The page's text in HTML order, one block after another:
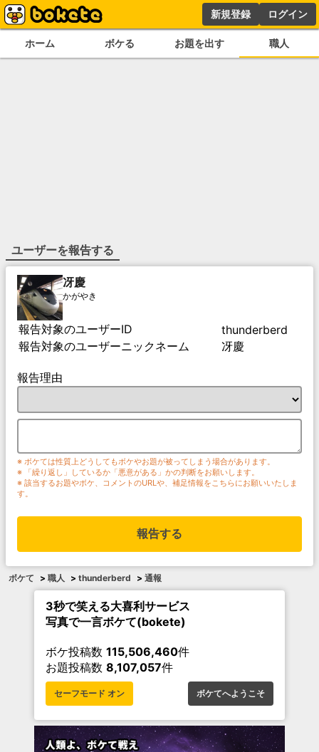
新規登録 ログイン
ホーム ボケる お題を出す 職人
ユーザーを報告する
冴慶
かがやき
報告対象のユーザーID
thunderberd
報告対象のユーザーニックネーム
冴慶
報告理由
※ ボケては性質上どうしてもボケやお題が被ってしまう場合があります。
※ 「繰り返し」しているか「悪意がある」かの判断をお願いします。
※ 該当するお題やボケ、コメントのURLや、補足情報をこちらにお願いいたしま
す。
報告する
ボケて > 職人 > thunderberd > 通報
3秒で笑える大喜利サービス
写真で一言ボケて(bokete)
ボケ投稿数 115,506,460件
お題投稿数 8,107,057件
セーフモード オン ボケてへようこそ